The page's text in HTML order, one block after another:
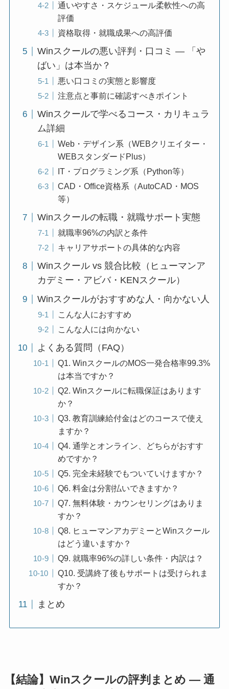
通いやすさ・スケジュール柔軟性への高
評価
資格取得・就職成果への高評価
Winスクールの悪い評判・口コミ — 「や
ばい」は本当か？
悪い口コミの実態と影響度
注意点と事前に確認すべきポイント
Winスクールで学べるコース・カリキュラ
ム詳細
Web・デザイン系（WEBクリエイター・
WEBスタンダードPlus）
IT・プログラミング系（Python等）
CAD・Office資格系（AutoCAD・MOS
等）
Winスクールの転職・就職サポート実態
就職率96%の内訳と条件
キャリアサポートの具体的な内容
Winスクール vs 競合比較（ヒューマンア
カデミー・アビバ・KENスクール）
Winスクールがおすすめな人・向かない人
こんな人におすすめ
こんな人には向かない
よくある質問（FAQ）
Q1. WinスクールのMOS一発合格率99.3%
は本当ですか？
Q2. Winスクールに転職保証はあります
か？
Q3. 教育訓練給付金はどのコースで使え
ますか？
Q4. 通学とオンライン、どちらがおすす
めですか？
Q5. 完全未経験でもついていけますか？
Q6. 料金は分割払いできますか？
Q7. 無料体験・カウンセリングはありま
すか？
Q8. ヒューマンアカデミーとWinスクール
はどう違いますか？
Q9. 就職率96%の詳しい条件・内訳は？
Q10. 受講終了後もサポートは受けられま
すか？
まとめ
【結論】Winスクールの評判まとめ — 通